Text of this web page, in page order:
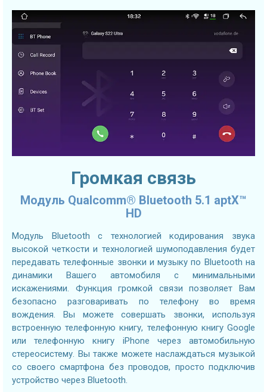
Громкая связь
Модуль Qualcomm® Bluetooth 5.1 aptX™
HD
Модуль Bluetooth с технологией кодирования звука
высокой четкости и технологией шумоподавления будет
передавать телефонные звонки и музыку по Bluetooth на
динамики Вашего автомобиля с минимальными
искажениями. Функция громкой связи позволяет Вам
безопасно разговаривать по телефону во время
вождения. Вы можете совершать звонки, используя
встроенную телефонную книгу, телефонную книгу Google
или телефонную книгу iPhone через автомобильную
стереосистему. Вы также можете наслаждаться музыкой
со своего смартфона без проводов, просто подключив
устройство через Bluetooth.